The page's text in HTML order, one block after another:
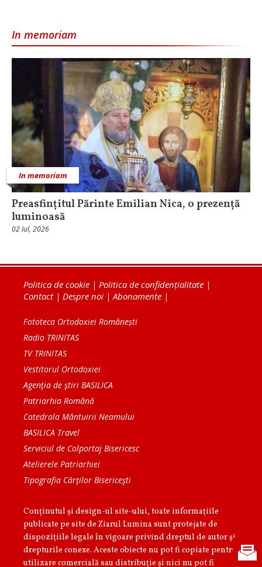
In memoriam
In memoriam
Preasfințitul Părinte Emilian Nica, o prezență
luminoasă
02 Iul, 2026
Politica de cookie | Politica de confidențialitate |
Contact| Despre noi |Abonamente |
Fototeca Ortodoxiei Românești
Radio TRINITAS
TV TRINITAS
Vestitorul Ortodoxiei
Agenţia de ştiri BASILICA
Patriarhia Română
Catedrala Mântuirii Neamului
BASILICA Travel
Serviciul de Colportaj Bisericesc
Atelierele Patriarhiei
Tipografia Cărţilor Bisericeşti
Conținutul și design-ul site-ului, toate informaţiile
publicate pe site de Ziarul Lumina sunt protejate de
dispoziţiile legale în vigoare privind dreptul de autor şi
drepturile conexe. Aceste obiecte nu pot fi copiate pentru
utilizare comercială sau distribuţie şi nici nu pot fi